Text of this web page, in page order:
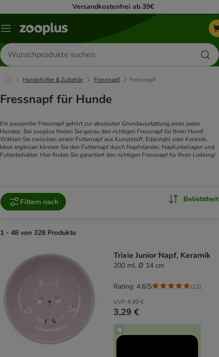
Versandkostenfrei ab 39€
Menü
Produkte
suchen
Hundefutter & Zubehör Fressnapf Fressnapf
Fressnapf für Hunde
Ein passender Fressnapf gehört zur absoluten Grundausstattung eines jeden
Hundes. Bei zooplus finden Sie genau den richtigen Fressnapf für Ihren Hund!
Wählen Sie zwischen einem Futternapf aus Kunststoff, Edelstahl oder Keramik.
Ideal ergänzen können Sie den Futternapf durch Napfständer, Napfunterlagen und
Futterbehälter. Hier finden Sie garantiert den richtigen Fressnapf für Ihren Liebling!
Filtern nach Beliebtheit
1 - 48 von 328 Produkte
Trixie Junior Napf, Keramik
200 ml, Ø 14 cm
UVP 4,99 €
3,29 €
Rating: 4.6/5 (12)